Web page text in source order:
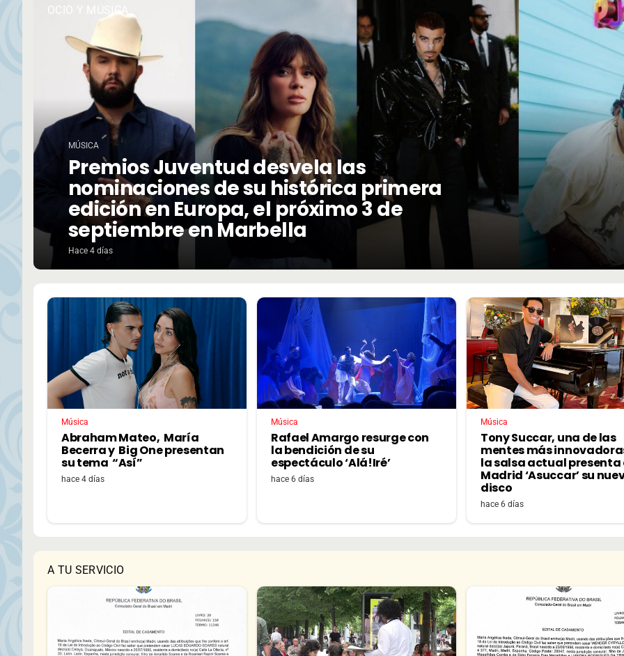
OCIO Y MÚSICA
MÚSICA
Premios Juventud desvela las
nominaciones de su histórica primera
edición en Europa, el próximo 3 de
septiembre en Marbella
Hace 4 días
Música
Abraham Mateo, María
Becerra y Big One presentan
su tema “Así”
hace 4 días
Música
Rafael Amargo resurge con
la bendición de su
espectáculo ‘Alá!Iré’
hace 6 días
Música
Tony Succar, una de las
mentes más
la salsa actual presenta
Madrid ‘Asuccar’ su
disco
hace 6 días
A TU SERVICIO